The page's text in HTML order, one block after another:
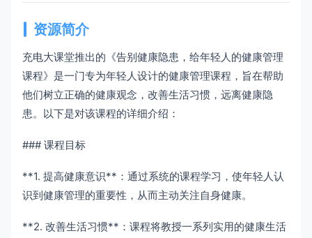
资源简介
充电大课堂推出的《告别健康隐患，给年轻人的健康管理
课程》是一门专为年轻人设计的健康管理课程，旨在帮助
他们树立正确的健康观念，改善生活习惯，远离健康隐
患。以下是对该课程的详细介绍：
### 课程目标
**1. 提高健康意识**：通过系统的课程学习，使年轻人认
识到健康管理的重要性，从而主动关注自身健康。
**2. 改善生活习惯**：课程将教授一系列实用的健康生活